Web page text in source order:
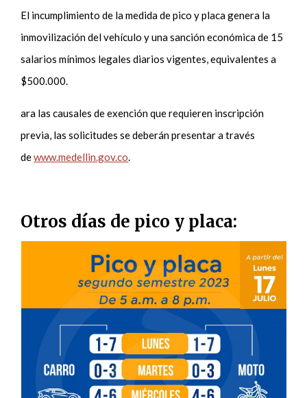
El incumplimiento de la medida de pico y placa genera la
inmovilización del vehículo y una sanción económica de 15
salarios mínimos legales diarios vigentes, equivalentes a
$500.000.
ara las causales de exención que requieren inscripción
previa, las solicitudes se deberán presentar a través
dewww.medellin.gov.co.
Otros días de pico y placa: